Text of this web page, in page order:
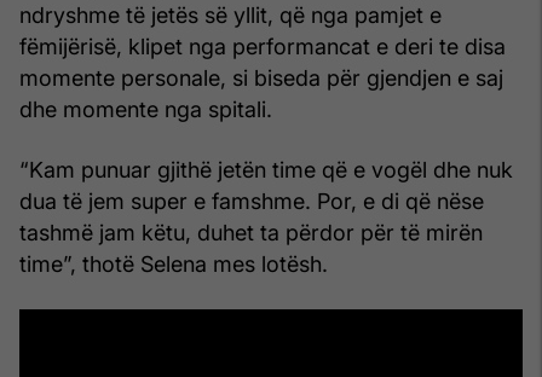
ndryshme të jetës së yllit, që nga pamjet e
fëmijërisë, klipet nga performancat e deri te disa
momente personale, si biseda për gjendjen e saj
dhe momente nga spitali.
“Kam punuar gjithë jetën time që e vogël dhe nuk
dua të jem super e famshme. Por, e di që nëse
tashmë jam këtu, duhet ta përdor për të mirën
time”, thotë Selena mes lotësh.